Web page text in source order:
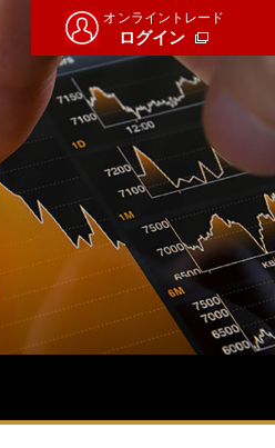
オンライントレード
ログイン